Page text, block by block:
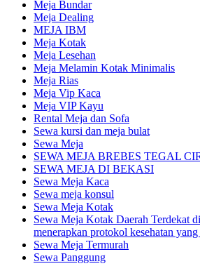
Meja Bundar
Meja Dealing
MEJA IBM
Meja Kotak
Meja Lesehan
Meja Melamin Kotak Minimalis
Meja Rias
Meja Vip Kaca
Meja VIP Kayu
Rental Meja dan Sofa
Sewa kursi dan meja bulat
Sewa Meja
SEWA MEJA BREBES TEGAL
SEWA MEJA DI BEKASI
Sewa Meja Kaca
Sewa meja konsul
Sewa Meja Kotak
Sewa Meja Kotak Daerah Terdekat
menerapkan protokol kesehatan
Sewa Meja Termurah
Sewa Panggung